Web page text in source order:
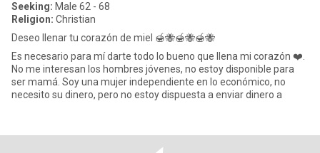
Seeking: Male 62 - 68
Religion: Christian
Deseo llenar tu corazón de miel 🍯🐝🍯🐝🍯🐝
Es necesario para mí darte todo lo bueno que llena mi corazón ❤️.
No me interesan los hombres jóvenes, no estoy disponible para
ser mamá. Soy una mujer independiente en lo económico, no
necesito su dinero, pero no estoy dispuesta a enviar dinero a